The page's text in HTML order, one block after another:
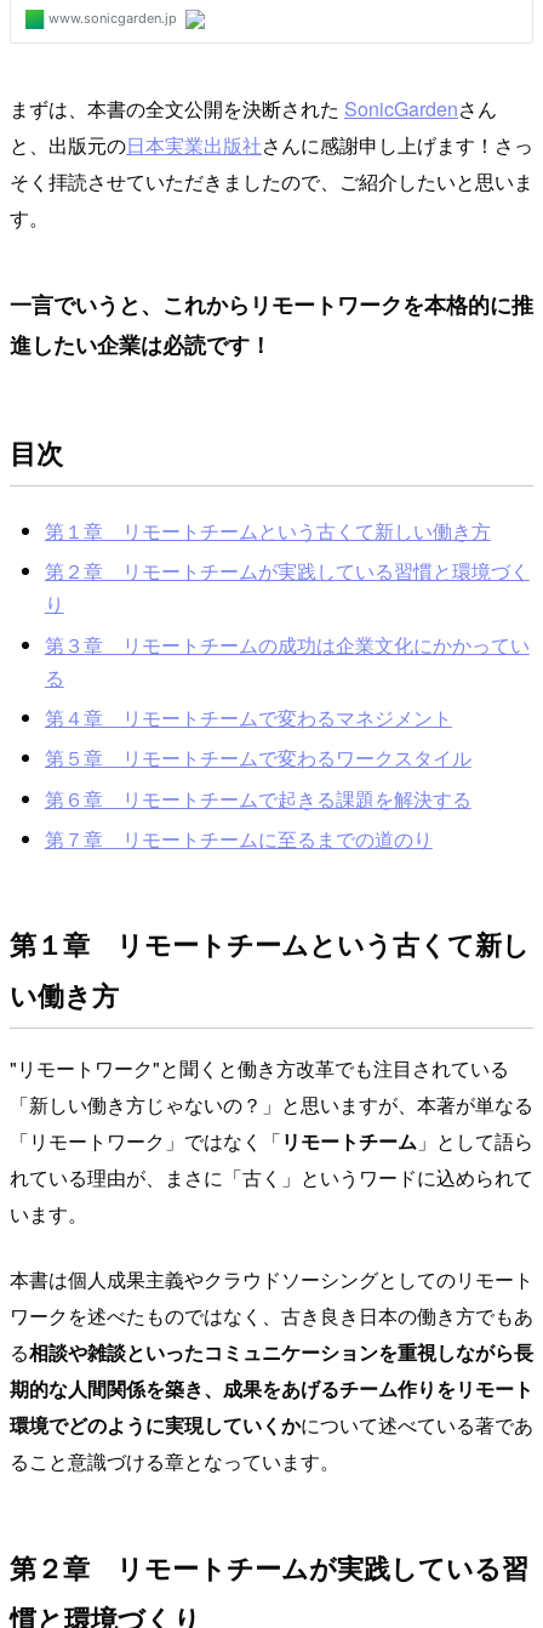
まずは、本書の全文公開を決断された SonicGardenさん
と、出版元の日本実業出版社さんに感謝申し上げます！さっ
そく拝読させていただきましたので、ご紹介したいと思いま
す。
一言でいうと、これからリモートワークを本格的に推
進したい企業は必読です！
目次
第１章 リモートチームという古くて新しい働き方
第２章 リモートチームが実践している習慣と環境づく
り
第３章 リモートチームの成功は企業文化にかかってい
る
第４章 リモートチームで変わるマネジメント
第５章 リモートチームで変わるワークスタイル
第６章 リモートチームで起きる課題を解決する
第７章 リモートチームに至るまでの道のり
第１章 リモートチームという古くて新し
い働き方
"リモートワーク"と聞くと働き方改革でも注目されている
「新しい働き方じゃないの？」と思いますが、本著が単なる
「リモートワーク」ではなく「リモートチーム 」として語ら
れている理由が、まさに「古く」というワードに込められて
います。
本書は個人成果主義やクラウドソーシングとしてのリモート
ワークを述べたものではなく、古き良き日本の働き方でもあ
る相談や雑談といったコミュニケーションを重視しながら長
期的な人間関係を築き、成果をあげるチーム作りをリモート
環境でどのように実現していくかについて述べている著であ
ること意識づける章となっています。
第２章 リモートチームが実践している習
慣と環境づくり